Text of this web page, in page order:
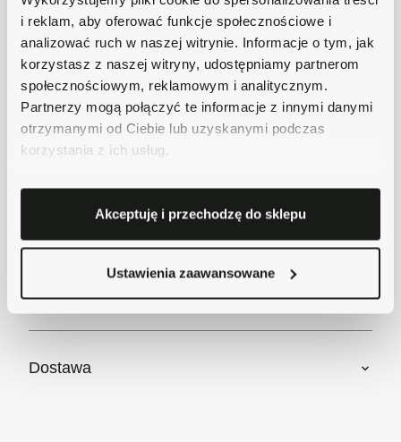
i reklam, aby oferować funkcje społecznościowe i
analizować ruch w naszej witrynie. Informacje o tym, jak
korzystasz z naszej witryny, udostępniamy partnerom
społecznościowym, reklamowym i analitycznym.
Partnerzy mogą połączyć te informacje z innymi danymi
otrzymanymi od Ciebie lub uzyskanymi podczas
korzystania z ich usług.
Akceptuję i przechodzę do sklepu
Ustawienia zaawansowane
dostawy już od 18zł.
Bezpieczne płatności
Płatności obsługuje Przelewy24 - największy
operator płatności online w Polsce.
Masz pytania dotyczące produktu?
Zadzwoń do nas 62 733 86 11 lub napisz e-
mail. Chętnie pomożemy!
Krótki opis
Szczegóły produktu
Dostawa